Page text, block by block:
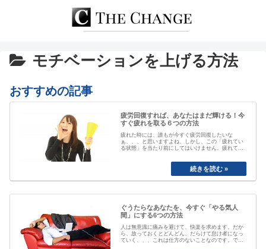
モチベーションを上げる方法
おすすめの記事
疲労回復すれば、あなたはまだ輝ける！今
すぐ疲れを取る６つの方法
疲れた時には、誰もが今すぐ疲労回復したいな
ぁ、、、と思いますよね、しかし、この「疲れてい
る状態」を当たり前にしてはいけません。疲れてい
がて気付かなくなってしまいます。「最近疲れてい
ますよね」と誰かに声を掛けられるまで、自分は大
丈夫と思ってしまっていたり、いつのまにか覇気が
感…
ぐうたらなあなたを、今すぐ「やる気人
間」にする6つの方法
人は無意識に痛みを避けて、快楽を求めます。だか
ら、放っておくとどんどん、だらけて怠け者になっ
ていく、、、これは仕方のないことなのです。で